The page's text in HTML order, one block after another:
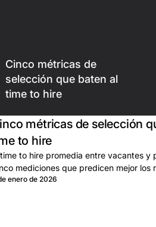
Cinco métricas de
selección que baten al
time to hire
métricas de selección
to hire
time to hire promedia entre vacantes y
mediciones que predicen mejor los
de lead a lag.
enero de 2026